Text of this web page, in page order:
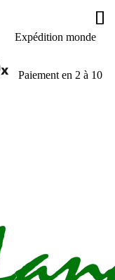
Expédition monde
Paiement en 2 à 10









